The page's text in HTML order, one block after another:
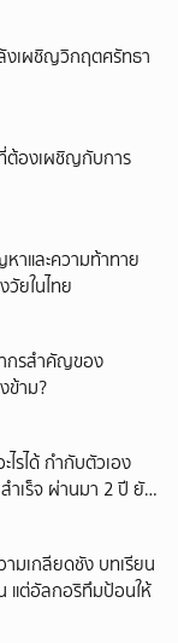
งเผชิญวิกฤตศรัทธา
ต้องเผชิญกับการ
าและความท้าทาย
ยในไทย
กรสำคัญของ
ข้าม?
ไรได้ กำกับตัวเอง
ำเร็จ ผ่านมา 2 ปี ยัง
มเกลียดชัง บทเรียน
แต่อัลกอริทึมป้อนให้